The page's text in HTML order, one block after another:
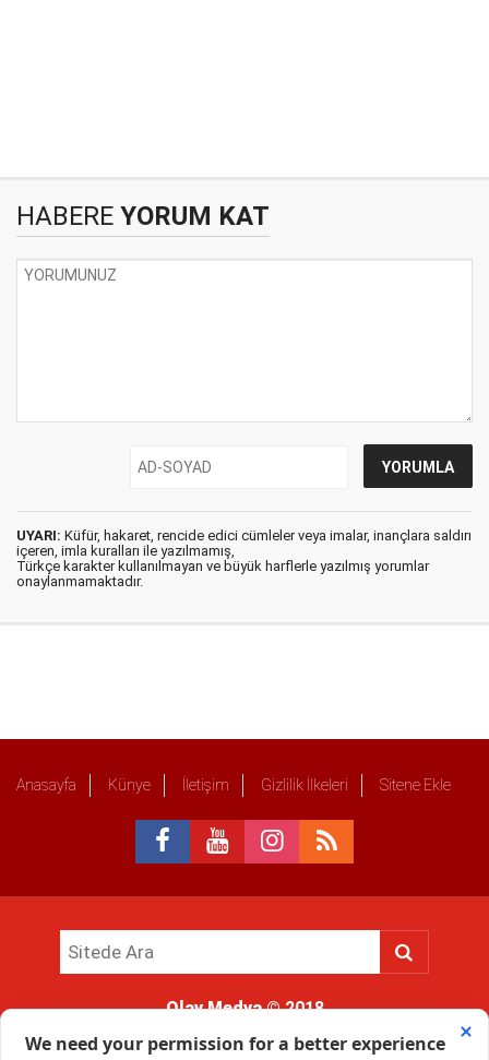
HABERE YORUM KAT
UYARI: Küfür, hakaret, rencide edici cümleler veya imalar, inançlara saldırı
içeren, imla kuralları ile yazılmamış,
Türkçe karakter kullanılmayan ve büyük harflerle yazılmış yorumlar
onaylanmamaktadır.
Anasayfa Künye İletişim Gizlilik İlkeleri Sitene Ekle
Olay Medya© 2018
kullanımı hukuki yaptırıma tabidir.